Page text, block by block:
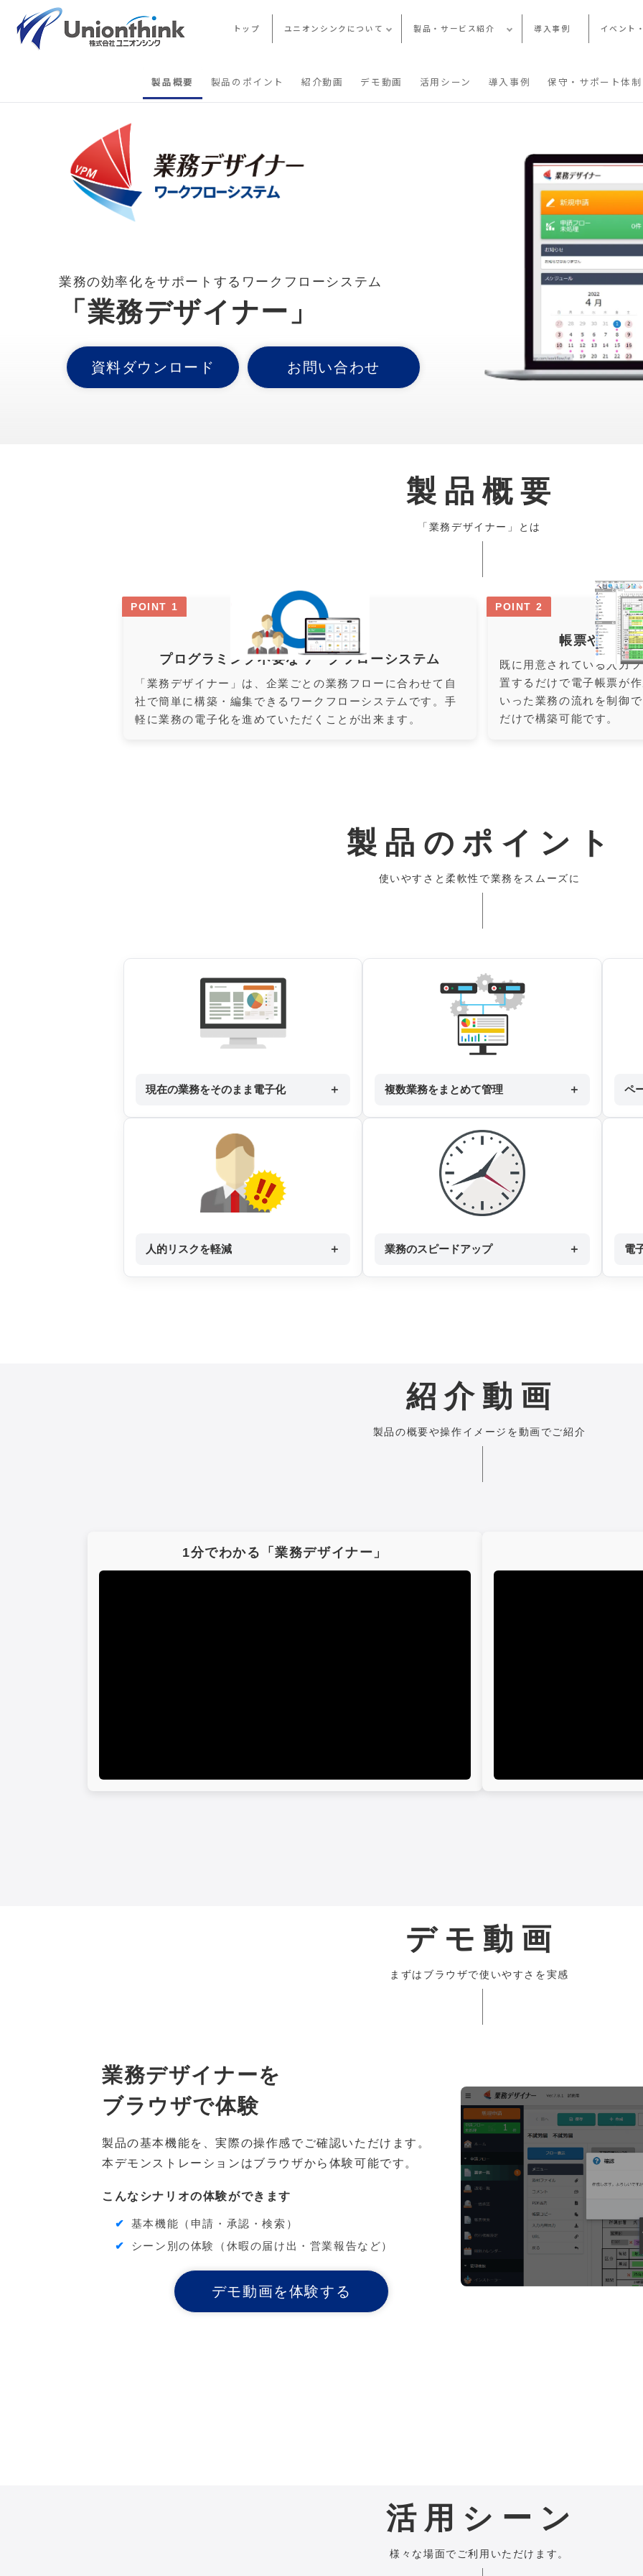
トップ ユニオンシンクについて 製品・サービス紹介 導入事例 イベント
製品概要 製品のポイント 紹介動画 デモ動画 活用シーン 導入事例 保守・サポート体制
業務の効率化をサポートするワークフローシステム
「業務デザイナー」
資料ダウンロード お問い合わせ
製品概要
「業務デザイナー」とは
POINT 1
プログラミング不要なワークフローシステム
「業務デザイナー」は、企業ごとの業務フローに合わせて自
社で簡単に構築・編集できるワークフローシステムです。手
軽に業務の電子化を進めていただくことが出来ます。
POINT 2
帳票や業務
既に用意されている入力
置するだけで電子帳票が
いった業務の流れを制御
だけで構築可能です。
製品のポイント
使いやすさと柔軟性で業務をスムーズに
現在の業務をそのまま電子化 ＋ 複数業務をまとめて管理 ＋ ペ
人的リスクを軽減 ＋ 業務のスピードアップ ＋ 電
紹介動画
製品の概要や操作イメージを動画でご紹介
1分でわかる「業務デザイナー」
デモ動画
まずはブラウザで使いやすさを実感
業務デザイナーを
ブラウザで体験
製品の基本機能を、実際の操作感でご確認いただけます。
本デモンストレーションはブラウザから体験可能です。
こんなシナリオの体験ができます
基本機能（申請・承認・検索）
シーン別の体験（休暇の届け出・営業報告など）
デモ動画を体験する
活用シーン
様々な場面でご利用いただけます。